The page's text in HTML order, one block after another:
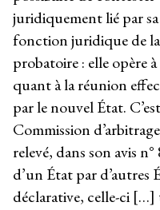
juridiquement lié par
fonction juridique de la
probatoire : elle opère
quant à la réunion
par le nouvel État.
Commission
relevé, dans son avis
d’un État par d’autres
déclarative, celle-ci